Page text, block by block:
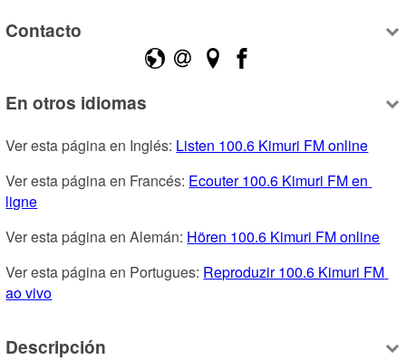
Contacto
En otros idiomas
Ver esta página en Inglés: Listen 100.6 Kimuri FM online
Ver esta página en Francés: Ecouter 100.6 Kimuri FM en
ligne
Ver esta página en Alemán: Hören 100.6 Kimuri FM online
Ver esta página en Portugues: Reproduzir 100.6 Kimuri FM
ao vivo
Descripción